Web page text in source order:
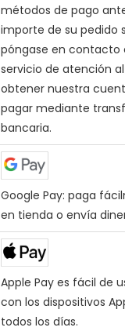
métodos de pago
importe de su pedido
póngase en contacto
servicio de atención
obtener nuestra
pagar mediante
bancaria.
Google Pay: paga
en tienda o envía
Apple Pay es fácil de
con los dispositivos
todos los días.